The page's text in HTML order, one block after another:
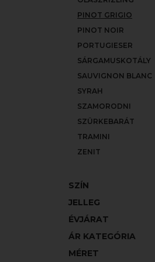
PINOT GRIGIO
PINOT NOIR
PORTUGIESER
SÁRGAMUSKOTÁLY
SAUVIGNON BLANC
SYRAH
SZAMORODNI
SZÜRKEBARÁT
TRAMINI
ZENIT
SZÍN
JELLEG
ÉVJÁRAT
ÁR KATEGÓRIA
MÉRET